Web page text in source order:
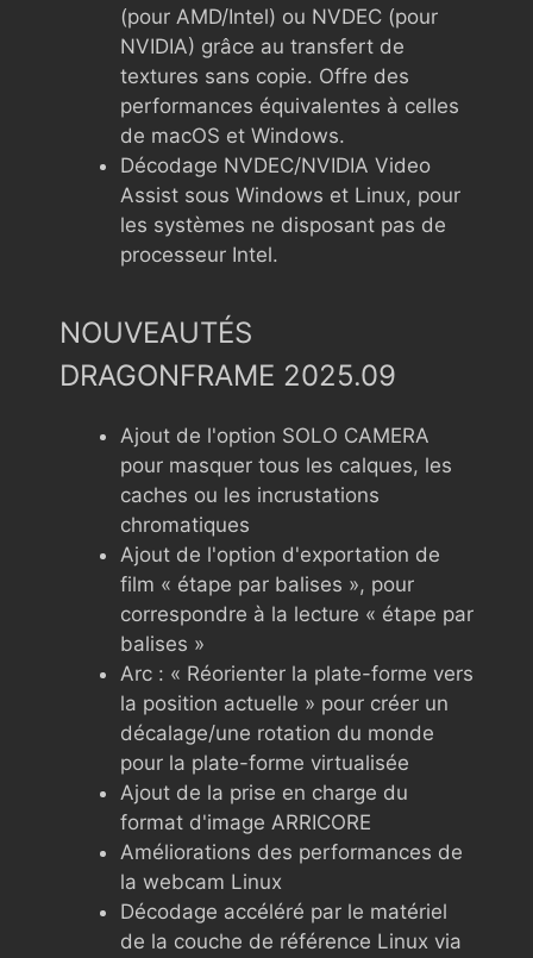
(pour AMD/Intel) ou NVDEC (pour
NVIDIA) grâce au transfert de
textures sans copie. Offre des
performances équivalentes à celles
de macOS et Windows.
Décodage NVDEC/NVIDIA Video
Assist sous Windows et Linux, pour
les systèmes ne disposant pas de
processeur Intel.
NOUVEAUTÉS
DRAGONFRAME 2025.09
Ajout de l'option SOLO CAMERA
pour masquer tous les calques, les
caches ou les incrustations
chromatiques
Ajout de l'option d'exportation de
film « étape par balises », pour
correspondre à la lecture « étape par
balises »
Arc : « Réorienter la plate-forme vers
la position actuelle » pour créer un
décalage/une rotation du monde
pour la plate-forme virtualisée
Ajout de la prise en charge du
format d'image ARRICORE
Améliorations des performances de
la webcam Linux
Décodage accéléré par le matériel
de la couche de référence Linux via